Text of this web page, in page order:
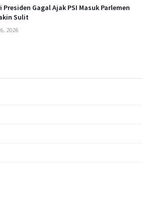
Presiden Gagal Ajak PSI Masuk Parlemen
Sulit
2026